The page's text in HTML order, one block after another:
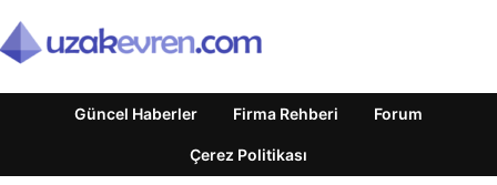
Güncel Haberler Firma Rehberi Forum
Çerez Politikası